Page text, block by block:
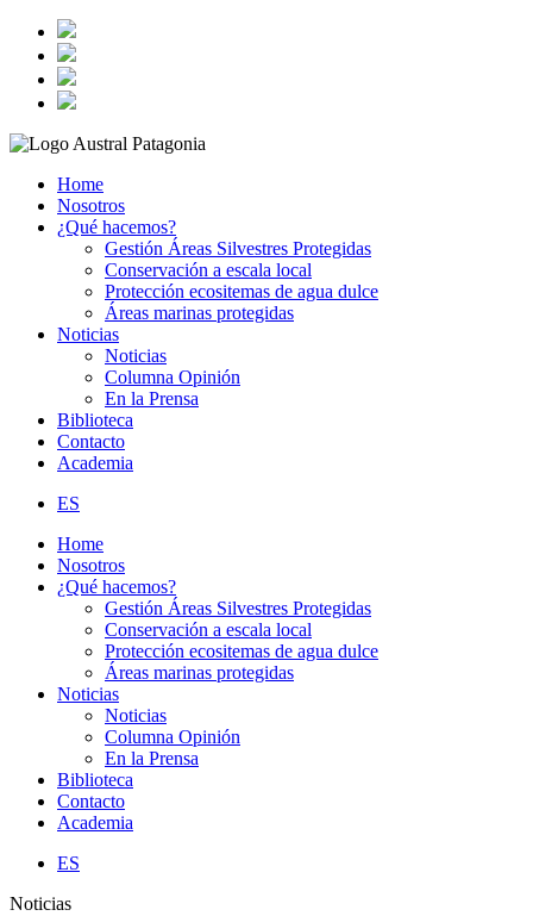
Home
Nosotros
¿Qué hacemos?
Gestión Áreas Silvestres Protegidas
Conservación a escala local
Protección ecositemas de agua dulce
Áreas marinas protegidas
Noticias
Noticias
Columna Opinión
En la Prensa
Biblioteca
Contacto
Academia
ES
Home
Nosotros
¿Qué hacemos?
Gestión Áreas Silvestres Protegidas
Conservación a escala local
Protección ecositemas de agua dulce
Áreas marinas protegidas
Noticias
Noticias
Columna Opinión
En la Prensa
Biblioteca
Contacto
Academia
ES
Noticias